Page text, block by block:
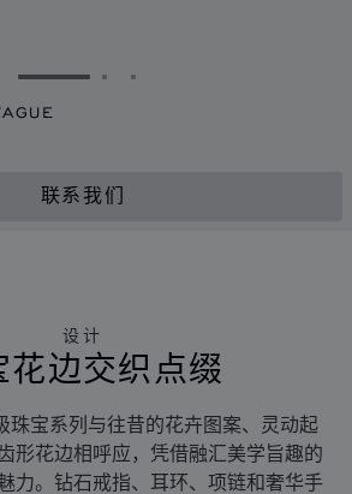
转到幻灯片 1转到幻灯片 2
转到幻灯片 3
联系我们
2 3
设计
花边交织点缀
珠宝系列与往昔的花卉图案、灵动起
形花边相呼应，凭借融汇美学旨趣的
力。钻石戒指、耳环、项链和奢华手